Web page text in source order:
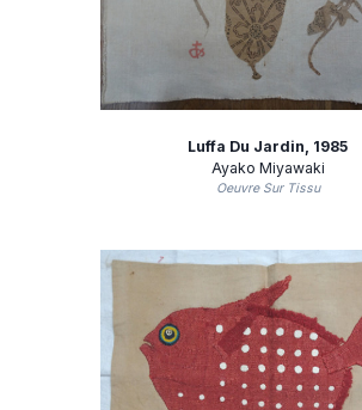
Luffa Du Jardin, 1985
Ayako Miyawaki
Oeuvre Sur Tissu